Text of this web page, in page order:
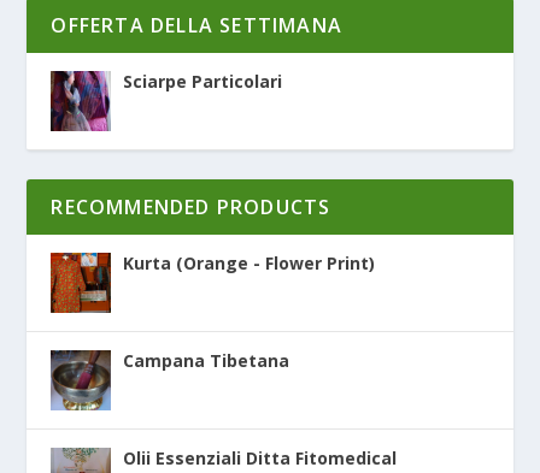
OFFERTA DELLA SETTIMANA
Sciarpe Particolari
RECOMMENDED PRODUCTS
Kurta (Orange - Flower Print)
Campana Tibetana
Olii Essenziali Ditta Fitomedical